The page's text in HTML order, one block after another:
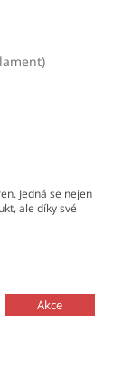
Jedná se nejen
ale díky své
Akce